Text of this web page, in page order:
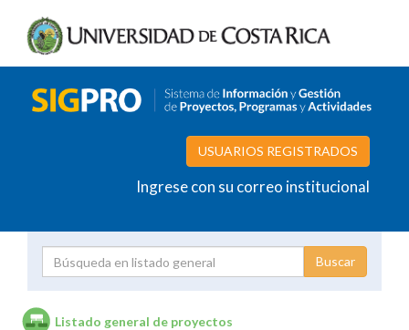
USUARIOS REGISTRADOS
Ingrese con su correo institucional
Listado general de proyectos